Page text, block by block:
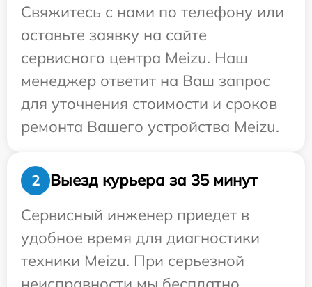
Свяжитесь с нами по телефону или
оставьте заявку на сайте
сервисного центра Meizu. Наш
менеджер ответит на Ваш запрос
для уточнения стоимости и сроков
ремонта Вашего устройства Meizu.
2
Выезд курьера за 35 минут
Сервисный инженер приедет в
удобное время для диагностики
техники Meizu. При серьезной